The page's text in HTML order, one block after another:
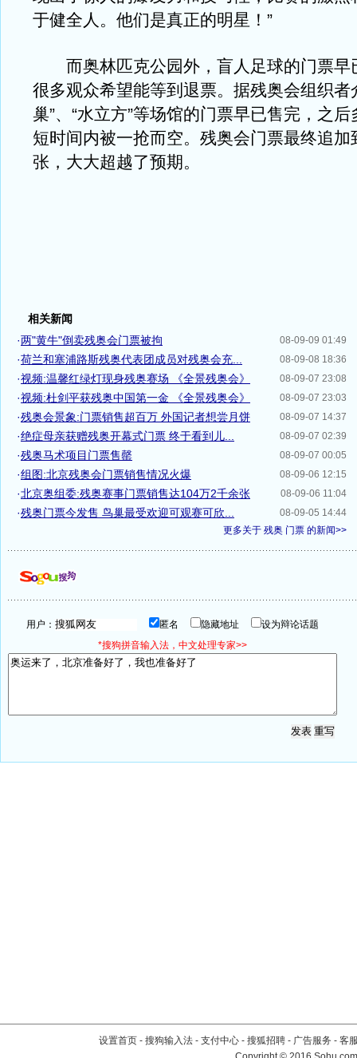
于健全人。他们是真正的明星！”
而奥林匹克公园外，盲人足球的门票早
很多观众希望能等到退票。据残奥会组织者
巢”、“水立方”等场馆的门票早已售完，之
短时间内被一抢而空。残奥会门票最终追加
张，大大超越了预期。
相关新闻
08-09-09 01:49
·两"黄牛"倒卖残奥会门票被拘
08-09-08 18:36
·荷兰和塞浦路斯残奥代表团成员对残奥会充...
08-09-07 23:08
·视频:温馨红绿灯现身残奥赛场 《全景残奥会》
08-09-07 23:03
·视频:杜剑平获残奥中国第一金 《全景残奥会》
08-09-07 14:37
·残奥会景象:门票销售超百万 外国记者想尝月饼
08-09-07 02:39
·绝症母亲获赠残奥开幕式门票 终于看到儿...
08-09-07 00:05
·残奥马术项目门票售罄
08-09-06 12:15
·组图:北京残奥会门票销售情况火爆
08-09-06 11:04
·北京奥组委:残奥赛事门票销售达104万2千余张
08-09-05 14:44
·残奥门票今发售 鸟巢最受欢迎可观赛可欣...
更多关于 残奥 门票 的新闻>>
用户： 匿名 隐藏地址
设为辩论话题
*搜狗拼音输入法，中文处理专家>>
设置首页 - 搜狗输入法 - 支付中心 - 搜狐招聘 - 广告服务 - 客